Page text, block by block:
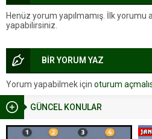
GÜNCEL KONULAR
Henüz yorum yapılmamış. İlk yorumu
yapabilirsiniz.
BİR YORUM YAZ
Yorum yapabilmek için oturum